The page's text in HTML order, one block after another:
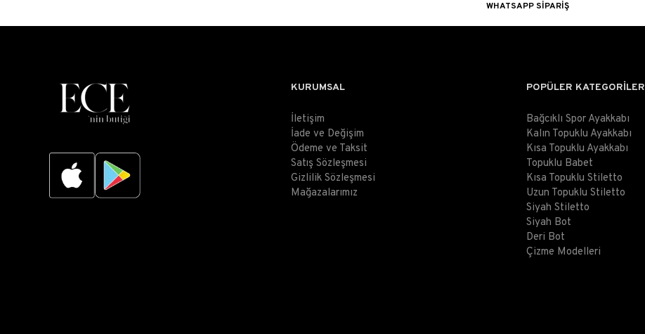
WHATSAPP SIPARIŞ
KURUMSAL
İletişim
İade ve Değişim
Ödeme ve Taksit
Satış Sözleşmesi
Gizlilik Sözleşmesi
Mağazalarımız
POPÜLER KATEGORİLER
Bağcıklı Spor Ayakkabı
Kalın Topuklu Ayakkabı
Kısa Topuklu Ayakkabı
Topuklu Babet
Kısa Topuklu Stiletto
Uzun Topuklu Stiletto
Siyah Stiletto
Siyah Bot
Deri Bot
Çizme Modelleri